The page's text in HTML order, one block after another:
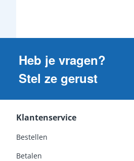
Heb je vragen?
Stel ze gerust
Klantenservice
Bestellen
Betalen